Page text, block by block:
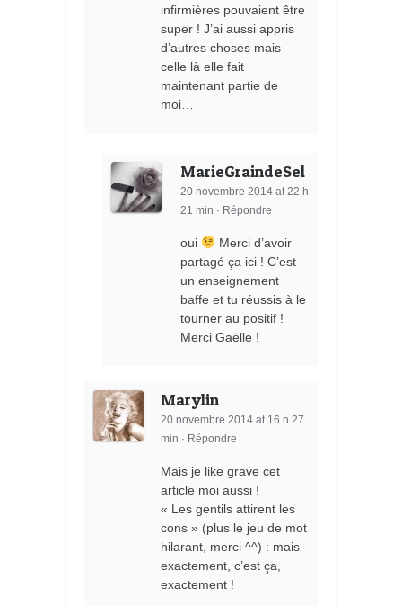
infirmières pouvaient être
super ! J’ai aussi appris
d’autres choses mais
celle là elle fait
maintenant partie de
moi…
MarieGraindeSel
20 novembre 2014 at 22 h
21 min · Répondre
oui
Merci d’avoir
partagé ça ici ! C’est
un enseignement
baffe et tu réussis à le
tourner au positif !
Merci Gaëlle !
Marylin
20 novembre 2014 at 16 h 27
min · Répondre
Mais je like grave cet
article moi aussi !
« Les gentils attirent les
cons » (plus le jeu de mot
hilarant, merci ^^) : mais
exactement, c’est ça,
exactement !